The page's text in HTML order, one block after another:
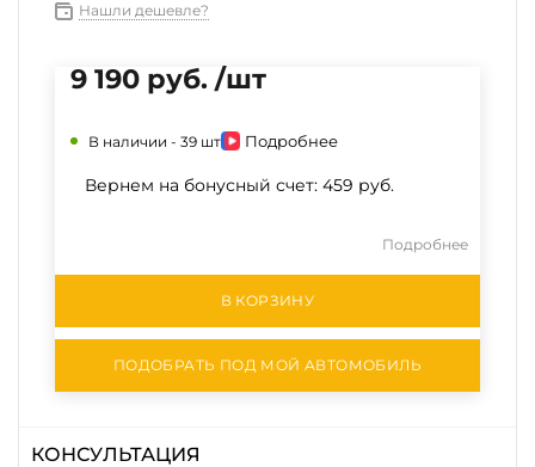
Нашли дешевле?
9 190 руб. /шт
В наличии - 39 шт Подробнее
Вернем на бонусный счет: 459 руб.
Подробнее
В КОРЗИНУ
ПОДОБРАТЬ ПОД МОЙ АВТОМОБИЛЬ
КОНСУЛЬТАЦИЯ